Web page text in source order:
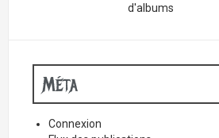
d'albums
Méta
Connexion